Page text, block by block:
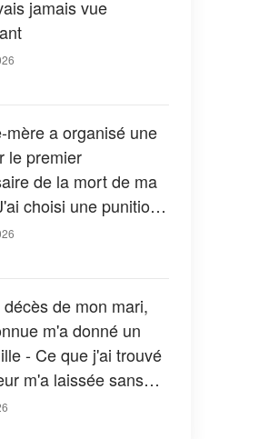
jamais vue
mère a organisé une
le premier
de la mort de ma
choisi une punition
la police
de mon mari,
m'a donné un
- Ce que j'ai trouvé
m'a laissée sans